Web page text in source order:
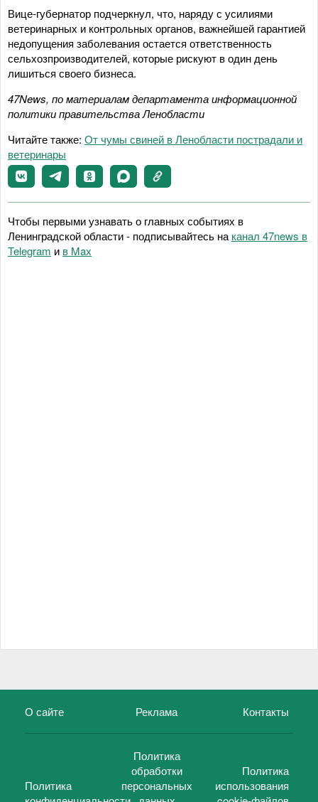
Вице-губернатор подчеркнул, что, наряду с усилиями
ветеринарных и контрольных органов, важнейшей гарантией
недопущения заболевания остается ответственность
сельхозпроизводителей, которые рискуют в один день
лишиться своего бизнеса.
47News, по материалам департамента информационной
политики правительства Ленобласти
Читайте также: От чумы свиней в Ленобласти пострадали и
ветеринары
Чтобы первыми узнавать о главных событиях в
Ленинградской области - подписывайтесь на канал 47news в
Telegram и в Maх
О сайте Реклама Контакты
Политика
Политика
обработки
персональных
Политика
использования